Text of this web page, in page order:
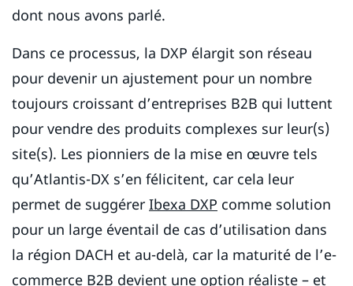
dont nous avons parlé.
Dans ce processus, la DXP élargit son réseau
pour devenir un ajustement pour un nombre
toujours croissant d’entreprises B2B qui luttent
pour vendre des produits complexes sur leur(s)
site(s). Les pionniers de la mise en œuvre tels
qu’Atlantis-DX s’en félicitent, car cela leur
permet de suggérer Ibexa DXP comme solution
pour un large éventail de cas d’utilisation dans
la région DACH et au-delà, car la maturité de l’e-
commerce B2B devient une option réaliste – et